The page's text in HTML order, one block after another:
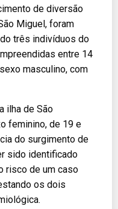
de diversão
Miguel, foram
três indivíduos do
entre 14
masculino, com
ilha de São
feminino, de 19 e
do surgimento de
sido identificado
risco de um caso
os dois